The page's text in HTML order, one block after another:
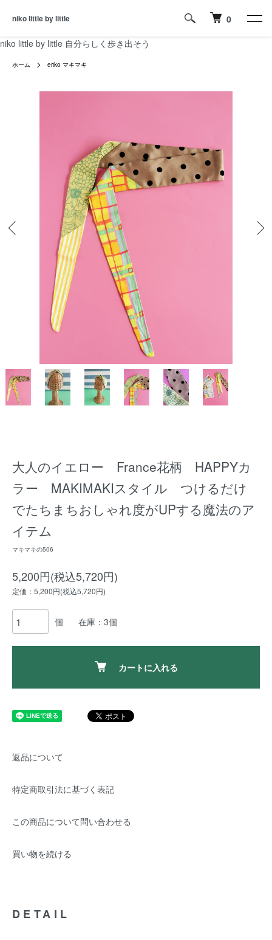
niko little by little 自分らしく歩き出そう
niko little by little 0
ホーム eriko マキマキ
大人のイエロー France花柄 HAPPYカ
ラー MAKIMAKIスタイル つけるだけ
でたちまちおしゃれ度がUPする魔法のア
イテム
マキマキの506
5,200円(税込5,720円)
定価：5,200円(税込5,720円)
個 在庫：3個
カートに入れる
返品について
特定商取引法に基づく表記
この商品について問い合わせる
買い物を続ける
DETAIL